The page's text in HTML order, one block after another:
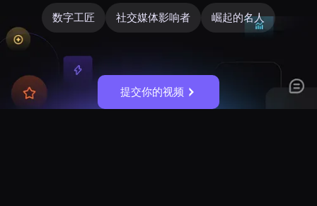
数字工匠 社交媒体影响者 崛起的名人
提交你的视频